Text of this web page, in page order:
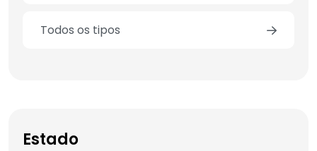
Todos os tipos
Estado